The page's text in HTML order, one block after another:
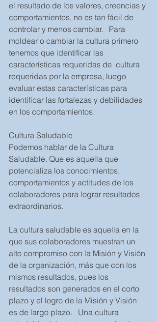
el resultado de los valores, creencias y
comportamientos, no es tan fácil de
controlar y menos cambiar.   Para
moldear o cambiar la cultura primero
tenemos que identificar las
características requeridas de  cultura
requeridas por la empresa, luego
evaluar estas características para
identificar las fortalezas y debilidades
en los comportamientos.
Cultura Saludable
Podemos hablar de la Cultura
Saludable. Que es aquella que
potencializa los conocimientos,
comportamientos y actitudes de los
colaboradores para lograr resultados
extraordinarios.
La cultura saludable es aquella en la
que sus colaboradores muestran un
alto compromiso con la Misión y Visión
de la organización, más que con los
mismos resultados, pues los
resultados son generados en el corto
plazo y el logro de la Misión y Visión
es de largo plazo.   Una cultura